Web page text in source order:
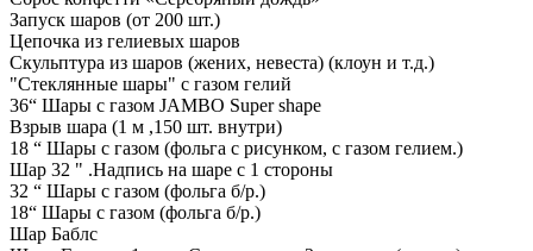
Запуск шаров (от 200 шт.)
Цепочка из гелиевых шаров
Скульптура из шаров (жених, невеста) (клоун и т.д.)
"Стеклянные шары" с газом гелий
36“ Шары с газом JAMBO Super shape
Взрыв шара (1 м ,150 шт. внутри)
18 “ Шары с газом (фольга с рисунком, с газом гелием.)
Шар 32 " .Надпись на шаре с 1 стороны
32 “ Шары с газом (фольга б/р.)
18“ Шары с газом (фольга б/р.)
Шар Баблс